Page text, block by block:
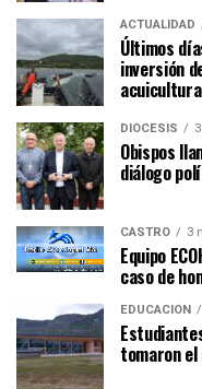
ACTUALIDAD
Últimos
inversión
DIÓCESIS
Obispos
diálogo
CASTRO 3
Equipo
caso de
EDUCACIÓN
tomaron